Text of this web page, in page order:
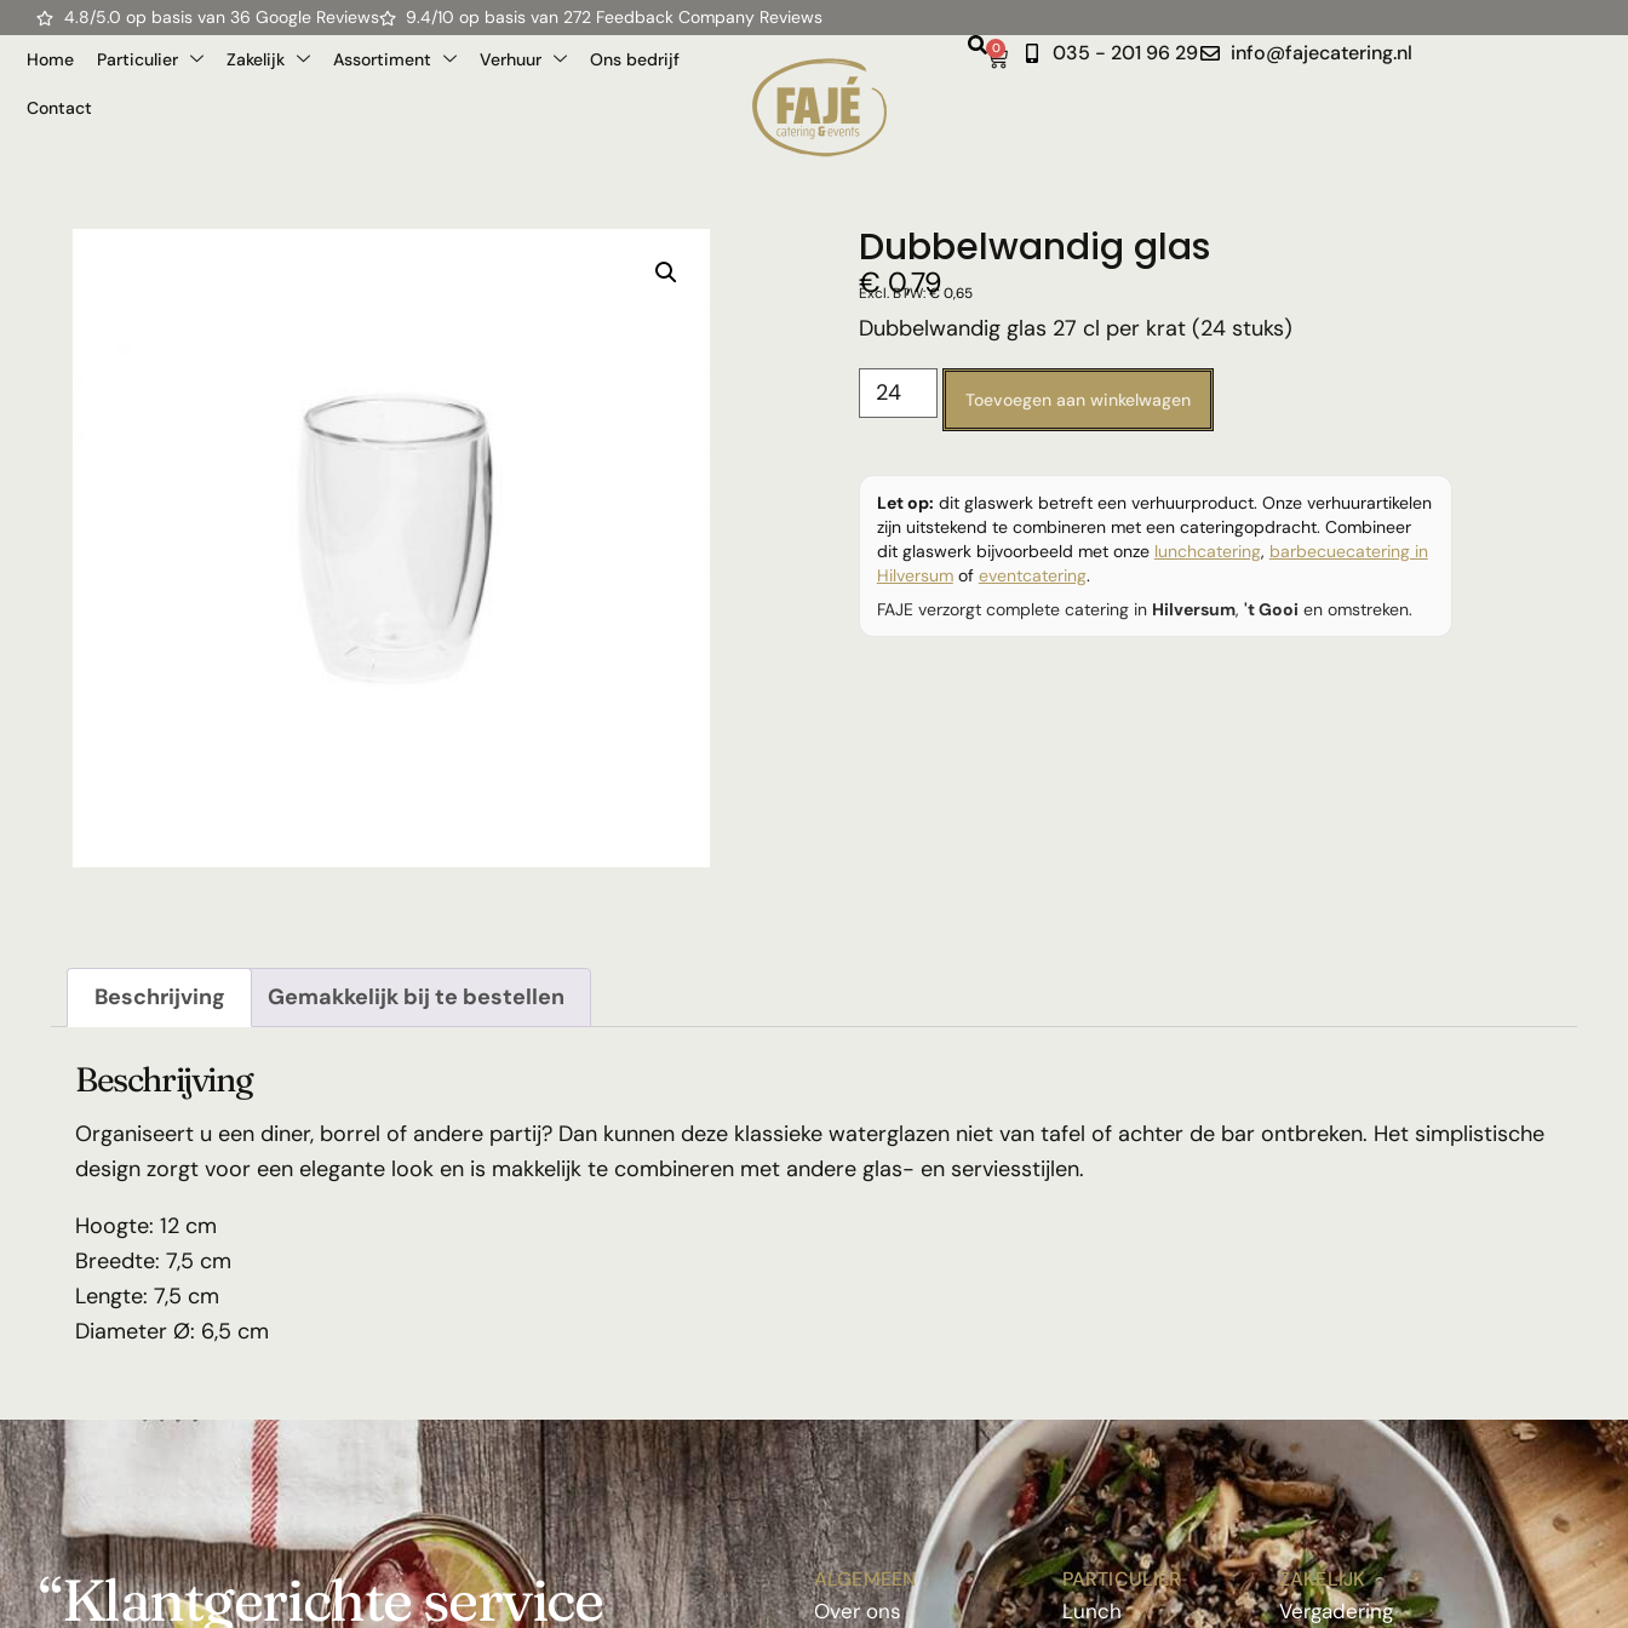
4.8/5.0 op basis van 36 Google Reviews
9.4/10 op basis van 272 Feedback Company Reviews
Home
Particulier Zakelijk Assortiment Verhuur Ons bedrijf
Contact
0 035 - 201 96 29 info@fajecatering.nl
Dubbelwandig glas
€0,79
Excl. BTW:€0,65
Dubbelwandig glas 27 cl per krat (24 stuks)
Toevoegen aan winkelwagen
Let op: dit glaswerk betreft een verhuurproduct. Onze verhuurartikelen
zijn uitstekend te combineren met een cateringopdracht. Combineer
dit glaswerk bijvoorbeeld met onze lunchcatering, barbecuecatering in
Hilversumof eventcatering.
FAJE verzorgt complete catering in Hilversum, 't Gooi en omstreken.
Beschrijving Gemakkelijk bij te bestellen
Beschrijving
Organiseert u een diner, borrel of andere partij? Dan kunnen deze klassieke waterglazen niet van tafel of achter de bar ontbreken. Het simplistische
design zorgt voor een elegante look en is makkelijk te combineren met andere glas- en serviesstijlen.
Hoogte: 12 cm
Breedte: 7,5 cm
Lengte: 7,5 cm
Diameter Ø: 6,5 cm
“Klantgerichte service ALGEMEEN
Over ons
PARTICULIER
Lunch
ZAKELIJK
Vergadering